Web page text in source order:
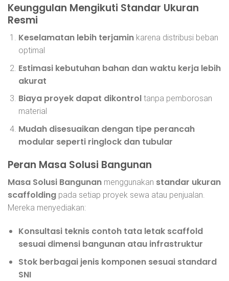
Keunggulan Mengikuti Standar Ukuran
Resmi
Keselamatan lebih terjaminkarena distribusi beban
optimal
Estimasi kebutuhan bahan dan waktu kerja lebih
akurat
Biaya proyek dapat dikontrol tanpa pemborosan
material
Mudah disesuaikan dengan tipe perancah
modular seperti ringlock dan tubular
Peran Masa Solusi Bangunan
Masa Solusi Bangunan menggunakan standar ukuran
scaffolding pada setiap proyek sewa atau penjualan.
Mereka menyediakan:
Konsultasi teknis contoh tata letak scaffold
sesuai dimensi bangunan atau infrastruktur
Stok berbagai jenis komponen sesuai standard
SNI